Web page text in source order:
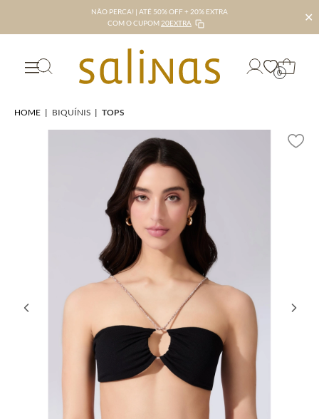
NÃO PERCA! | ATÉ 50% OFF + 20% EXTRA
COM O CUPOM 20EXTRA ✕
0
HOME | BIQUÍNIS | TOPS